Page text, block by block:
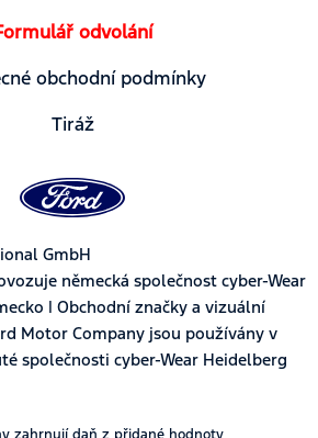
odvolání
obchodní podmínky
Tiráž
GmbH
německá společnost cyber-Wear
| Obchodní značky a vizuální
Motor Company jsou používány v
společnosti cyber-Wear Heidelberg